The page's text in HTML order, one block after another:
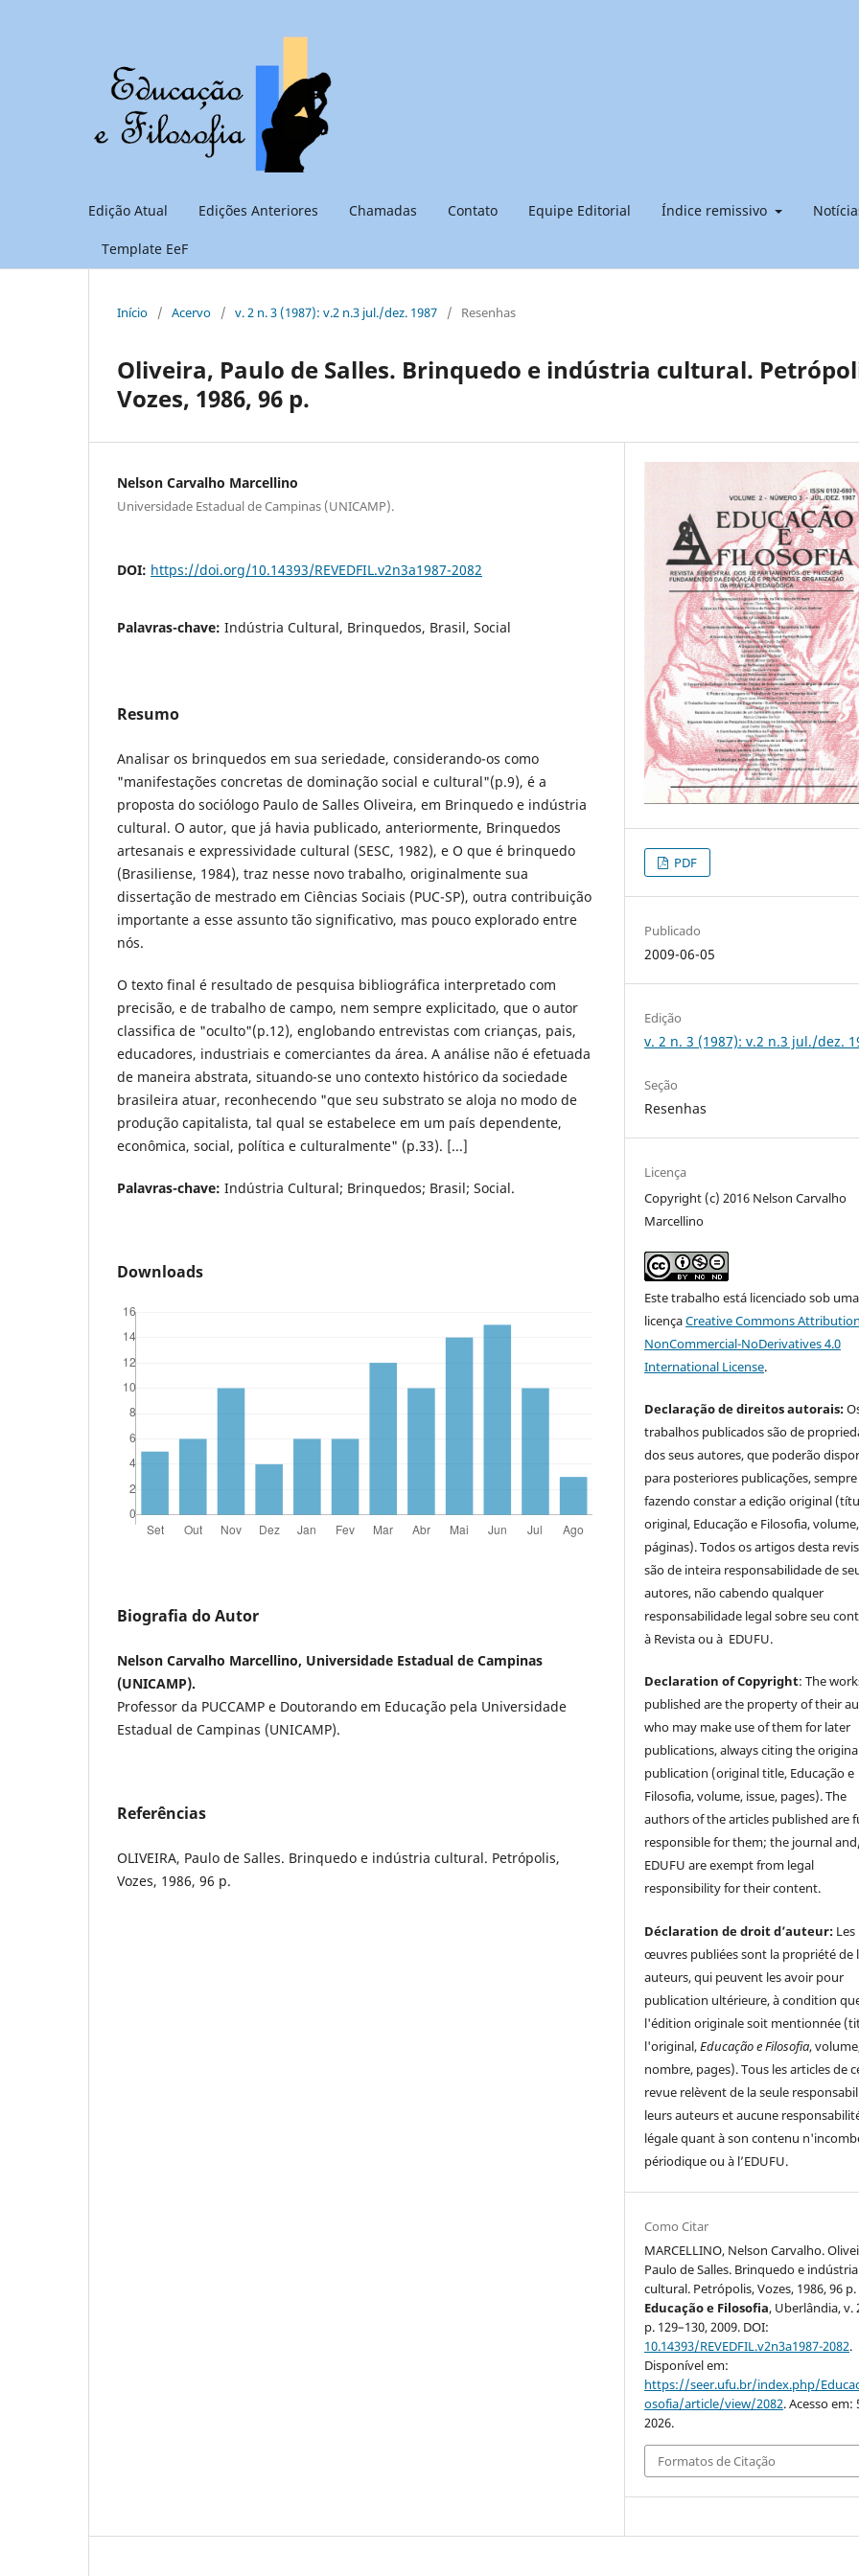
Edição Atual Edições Anteriores Chamadas Contato Equipe Editorial Índice remissivo
Template EeF
Início / Acervo / v. 2 n. 3 (1987): v.2 n.3 jul./dez. 1987 / Resenhas
Oliveira, Paulo de Salles. Brinquedo e indústria cultural.
Vozes, 1986, 96 p.
Nelson Carvalho Marcellino
Universidade Estadual de Campinas (UNICAMP).
DOI: https://doi.org/10.14393/REVEDFIL.v2n3a1987-2082
Palavras-chave: Indústria Cultural, Brinquedos, Brasil, Social
Resumo
Analisar os brinquedos em sua seriedade, considerando-os como
"manifestações concretas de dominação social e cultural"(p.9), é a
proposta do sociólogo Paulo de Salles Oliveira, em Brinquedo e indústria
cultural. O autor, que já havia publicado, anteriormente, Brinquedos
artesanais e expressividade cultural (SESC, 1982), e O que é brinquedo
(Brasiliense, 1984), traz nesse novo trabalho, originalmente sua
dissertação de mestrado em Ciências Sociais (PUC-SP), outra contribuição
importante a esse assunto tão significativo, mas pouco explorado entre
nós.
O texto final é resultado de pesquisa bibliográfica interpretado com
precisão, e de trabalho de campo, nem sempre explicitado, que o autor
classifica de "oculto"(p.12), englobando entrevistas com crianças, pais,
educadores, industriais e comerciantes da área. A análise não é efetuada
de maneira abstrata, situando-se uno contexto histórico da sociedade
brasileira atuar, reconhecendo "que seu substrato se aloja no modo de
produção capitalista, tal qual se estabelece em um país dependente,
econômica, social, política e culturalmente" (p.33). [...]
Palavras-chave: Indústria Cultural; Brinquedos; Brasil; Social.
Downloads
Biografia do Autor
Nelson Carvalho Marcellino, Universidade Estadual de Campinas
(UNICAMP).
Professor da PUCCAMP e Doutorando em Educação pela Universidade
Estadual de Campinas (UNICAMP).
Referências
OLIVEIRA, Paulo de Salles. Brinquedo e indústria cultural. Petrópolis,
Vozes, 1986, 96 p.
PDF
Publicado
2009-06-05
Edição
v. 2 n. 3 (1987): v.2 n.3 jul./dez.
Seção
Resenhas
Licença
Copyright (c) 2016 Nelson Carvalho
Marcellino
Este trabalho está licenciado sob uma
licençaCreative Commons
NonCommercial-NoDerivatives 4.0
International License.
Declaração de direitos autorais:
trabalhos publicados são de
dos seus autores, que poderão
para posteriores publicações, sempre
fazendo constar a edição original
original, Educação e Filosofia,
páginas). Todos os artigos desta
são de inteira responsabilidade de
autores, não cabendo qualquer
responsabilidade legal sobre seu
à Revista ou à EDUFU.
Declaration of Copyright: The
published are the property of their
who may make use of them for later
publications, always citing the
publication (original title, Educação e
Filosofia, volume, issue, pages). The
authors of the articles published are
responsible for them; the journal
EDUFU are exempt from legal
responsibility for their content.
Déclaration de droit d’auteur: Les
œuvres publiées sont la propriété de
auteurs, qui peuvent les avoir pour
publication ultérieure, à condition
l'édition originale soit mentionnée
l'original,Educação e Filosofia,
nombre, pages). Tous les articles de
revue relèvent de la seule
leurs auteurs et aucune
légale quant à son contenu
périodique ou à l’EDUFU.
Como Citar
MARCELLINO, Nelson Carvalho.
Paulo de Salles. Brinquedo e indústria
cultural. Petrópolis, Vozes, 1986, 96 p.
Educação e Filosofia, Uberlândia, v.
p. 129–130, 2009. DOI:
10.14393/REVEDFIL.v2n3a1987-2082.
Disponível em:
https://seer.ufu.br/index.php/
osofia/article/view/2082. Acesso em:
2026.
Formatos de Citação